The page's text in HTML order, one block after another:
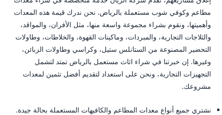
مطاعم وكوفي شوب مستعملة بالرياض. نحن ندرك قيمة هذه المعدات
وأهميتها، ونقوم بشراء مجموعة واسعة منها، مثل الأفران، والمواقد،
والثلاجات التجارية، والمبردات، وماكينات القهوة، والخلاطات، وطاولات
التحضير المصنوعة من الستانلس ستيل، وكراسي وطاولات الزبائن،
وغيرها. إن خبرتنا في شراء اثاث مستعمل بالرياض تمتد لتشمل
التجهيزات التجارية، ونحن على استعداد لتقديم أفضل تثمين لمعدات
مشروعك.
نشتري جميع أنواع معدات المطاعم والكافيهات المستعملة بحالة جيدة.